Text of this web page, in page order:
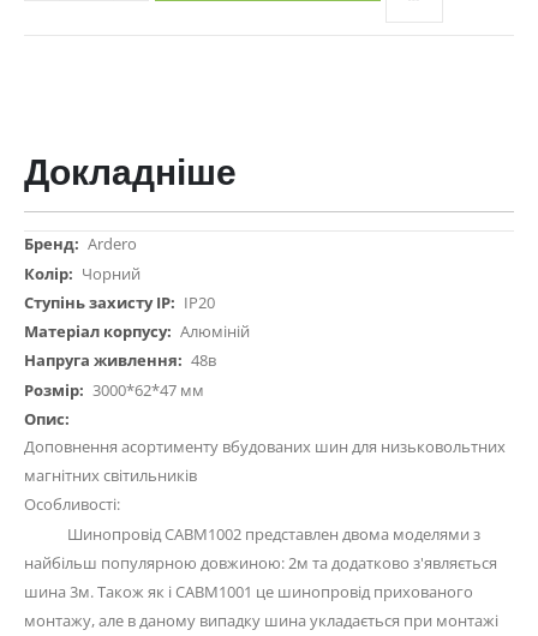
Докладніше
ДокладнішеArdero
Чорний
IP20
Алюміній
48в
3000*62*47 мм
Доповнення асортименту вбудованих шин для низьковольтних
магнітних світильників
Особливості:
Шинопровід СABM1002 представлен двома моделями з
найбільш популярною довжиною: 2м та додатково з'являється
шина 3м. Також як і CABM1001 це шинопровід прихованого
монтажу, але в даному випадку шина укладається при монтажі